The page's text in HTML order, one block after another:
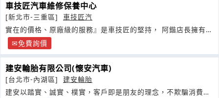
車技匠汽車維修保養中心
[新北市-三重區]
車技匠汽
實在的價格、原廠級的服務』是車技匠的堅持， 阿鍇店長擁有二
十年日系車種車輛維修
免費詢價
建安輪胎有限公司(懷安汽車)
[台北市-內湖區]
建安輪胎
建安以踏實、誠實、樸實，客戶即是朋友的理念，不欺騙消費大